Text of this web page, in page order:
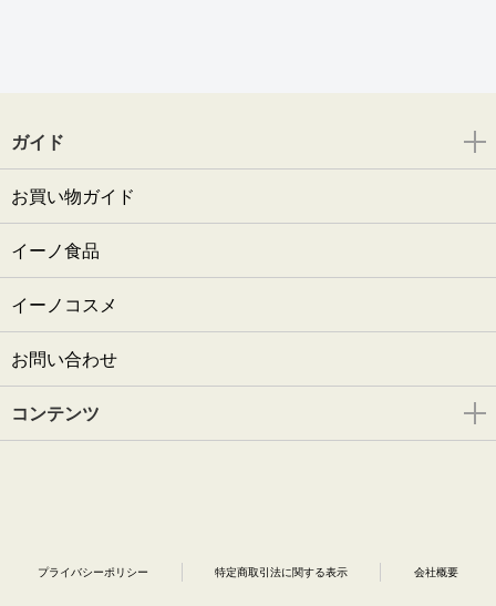
ガイド
お買い物ガイド
イーノ食品
イーノコスメ
お問い合わせ
コンテンツ
プライバシーポリシー 特定商取引法に関する表示 会社概要